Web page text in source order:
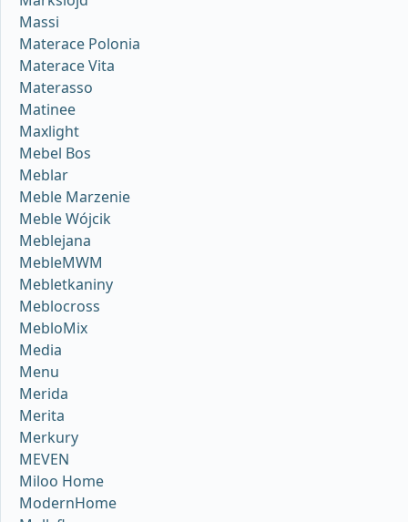
Massi
Materace Polonia
Materace Vita
Materasso
Matinee
Maxlight
Mebel Bos
Meblar
Meble Marzenie
Meble Wójcik
Meblejana
MebleMWM
Mebletkaniny
Meblocross
MebloMix
Media
Menu
Merida
Merita
Merkury
MEVEN
Miloo Home
ModernHome